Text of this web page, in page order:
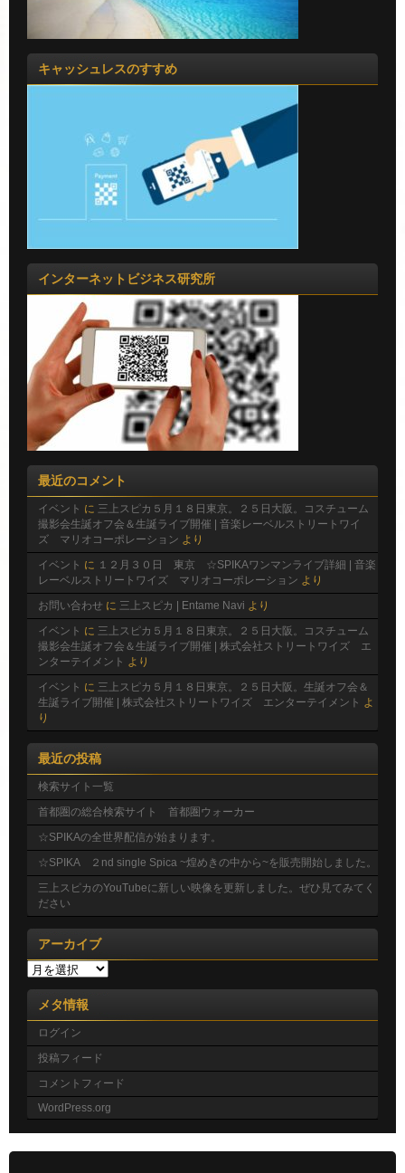
キャッシュレスのすすめ
インターネットビジネス研究所
最近のコメント
イベント に 三上スピカ５月１８日東京。２５日大阪。コスチューム
撮影会生誕オフ会＆生誕ライブ開催 | 音楽レーベルストリートワイ
ズ マリオコーポレーション より
イベント に １２月３０日 東京 ☆SPIKAワンマンライブ詳細 | 音楽
レーベルストリートワイズ マリオコーポレーション より
お問い合わせ に 三上スピカ | Entame Navi より
イベント に 三上スピカ５月１８日東京。２５日大阪。コスチューム
撮影会生誕オフ会＆生誕ライブ開催 | 株式会社ストリートワイズ エ
ンターテイメント より
イベント に 三上スピカ５月１８日東京。２５日大阪。生誕オフ会＆
生誕ライブ開催 | 株式会社ストリートワイズ エンターテイメント よ
り
最近の投稿
検索サイト一覧
首都圏の総合検索サイト 首都圏ウォーカー
☆SPIKAの全世界配信が始まります。
☆SPIKA ２nd single Spica ~煌めきの中から~を販売開始しました。
三上スピカのYouTubeに新しい映像を更新しました。ぜひ見てみてく
ださい
アーカイブ
ア
メタ情報
ログイン
投稿フィード
コメントフィード
WordPress.org